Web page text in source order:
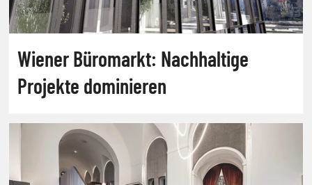
Wiener Büromarkt: Nachhaltige
Projekte dominieren